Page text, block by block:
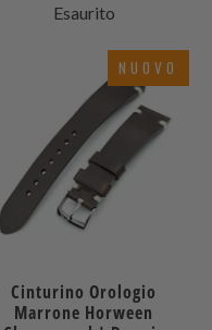
Esaurito
NUOVO
Cinturino Orologio
Marrone Horween